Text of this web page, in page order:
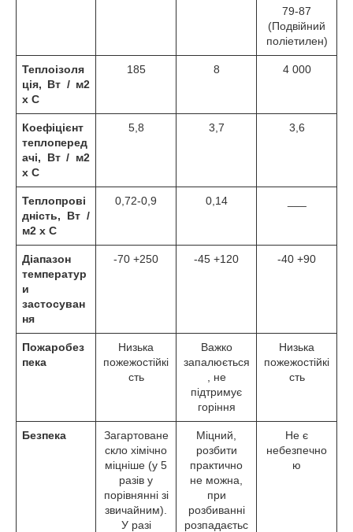
79-87
(Подвійний
поліетилен)
Теплоізоля
ція, Вт / м2
х С
185 8 4 000
Коефіцієнт
теплоперед
ачі, Вт / м2
х С
5,8 3,7 3,6
Теплопрові
дність, Вт /
м2 х С
0,72-0,9 0,14
Діапазон
температур
и
застосуван
ня
-70 +250 -45 +120 -40 +90
Пожаробез
пека
Низька
пожежостійкі
сть
Важко
запалюється
, не
підтримує
горіння
Низька
пожежостійкі
сть
Безпека
Загартоване
скло хімічно
міцніше (у 5
разів у
порівнянні зі
звичайним).
У разі
Міцний,
розбити
практично
не можна,
при
розбиванні
розпадаєтьс
Не є
небезпечно
ю